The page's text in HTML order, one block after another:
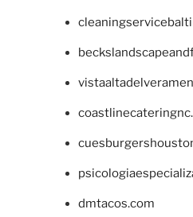
dmtacos.com